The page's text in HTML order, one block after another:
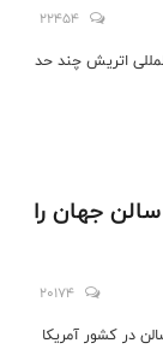
22454
اتریش چند حد
جهان را
20174
در کشور آمریکا